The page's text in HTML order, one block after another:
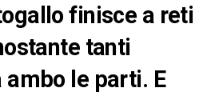
finisce a reti
tanti
ambo le parti. E